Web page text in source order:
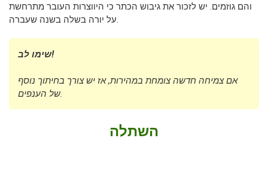
והם גוזמים. יש לזכור את גיבוש הכתר כי היווצרות העובר מתרחשת
על יורה בשלה בשנה שעברה.
שימו לב!
אם צמיחה חדשה צומחת במהירות, אז יש צורך בחיתוך נוסף
של הענפים.
השתלה